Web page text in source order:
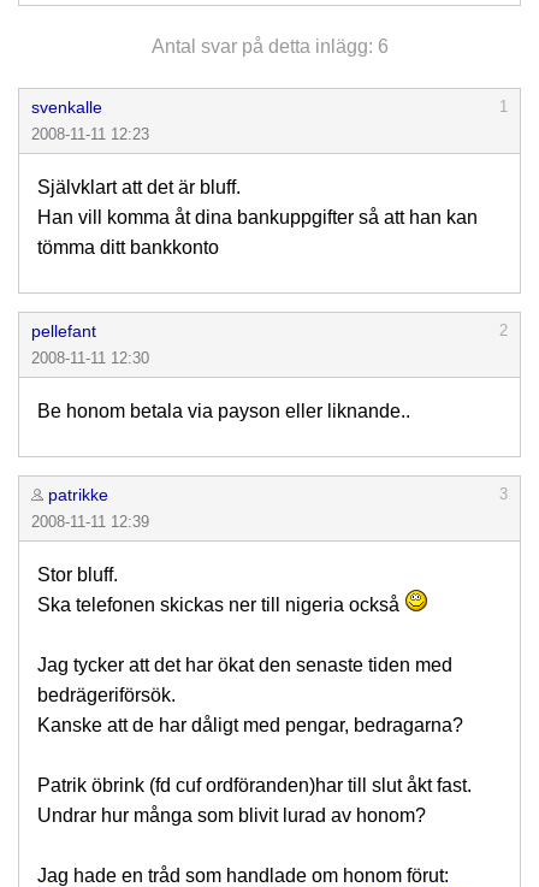
Antal svar på detta inlägg: 6
svenkalle
1
2008-11-11 12:23
Självklart att det är bluff.
Han vill komma åt dina bankuppgifter så att han kan
tömma ditt bankkonto
pellefant
2
2008-11-11 12:30
Be honom betala via payson eller liknande..
patrikke
3
2008-11-11 12:39
Stor bluff.
Ska telefonen skickas ner till nigeria också
Jag tycker att det har ökat den senaste tiden med
bedrägeriförsök.
Kanske att de har dåligt med pengar, bedragarna?
Patrik öbrink (fd cuf ordföranden)har till slut åkt fast.
Undrar hur många som blivit lurad av honom?
Jag hade en tråd som handlade om honom förut: